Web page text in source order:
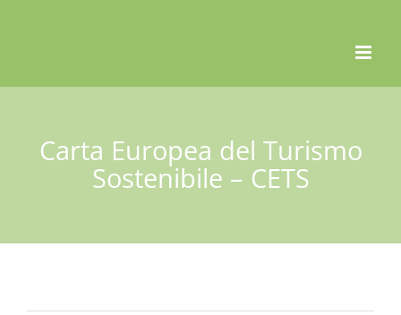
Carta Europea del Turismo
Sostenibile – CETS